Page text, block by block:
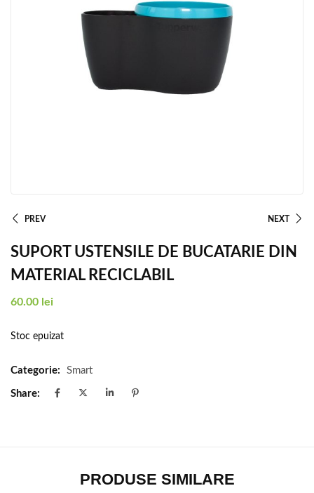
PREV NEXT
SUPORT USTENSILE DE BUCATARIE DIN
MATERIAL RECICLABIL
60.00 lei
Stoc epuizat
Categorie: Smart
Share:
PRODUSE SIMILARE